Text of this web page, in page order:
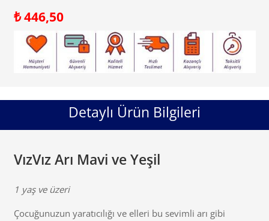
₺446,50
Detaylı Ürün Bilgileri
VızVız Arı Mavi ve Yeşil
1 yaş ve üzeri
Çocuğunuzun yaratıcılığı ve elleri bu sevimli arı gibi